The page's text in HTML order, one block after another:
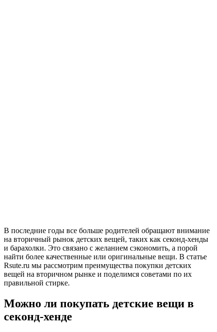
В последние годы все больше родителей обращают внимание
на вторичный рынок детских вещей, таких как секонд-хенды
и барахолки. Это связано с желанием сэкономить, а порой
найти более качественные или оригинальные вещи. В статье
Rsute.ru мы рассмотрим преимущества покупки детских
вещей на вторичном рынке и поделимся советами по их
правильной стирке.
Можно ли покупать детские вещи в
секонд-хенде